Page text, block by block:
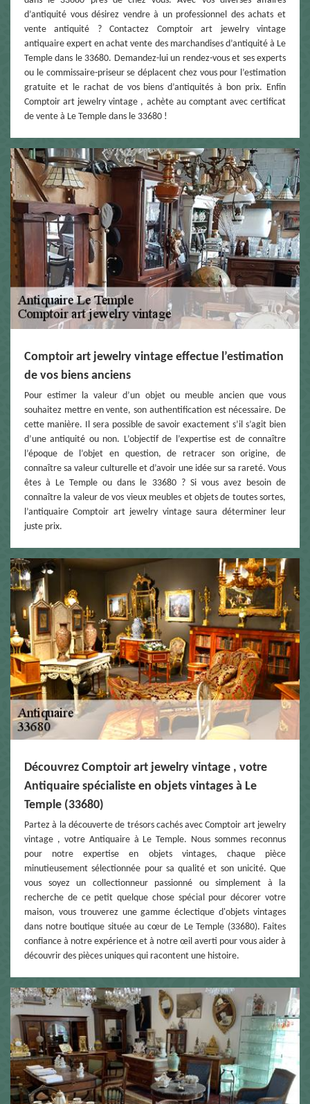
d’antiquité vous désirez vendre à un professionnel des achats et
vente antiquité ? Contactez Comptoir art jewelry vintage
antiquaire expert en achat vente des marchandises d’antiquité à Le
Temple dans le 33680. Demandez-lui un rendez-vous et ses experts
ou le commissaire-priseur se déplacent chez vous pour l’estimation
gratuite et le rachat de vos biens d’antiquités à bon prix. Enfin
Comptoir art jewelry vintage , achète au comptant avec certificat
de vente à Le Temple dans le 33680 !
Comptoir art jewelry vintage effectue l’estimation
de vos biens anciens
Pour estimer la valeur d’un objet ou meuble ancien que vous
souhaitez mettre en vente, son authentification est nécessaire. De
cette manière. Il sera possible de savoir exactement s’il s’agit bien
d’une antiquité ou non. L’objectif de l’expertise est de connaître
l’époque de l’objet en question, de retracer son origine, de
connaître sa valeur culturelle et d’avoir une idée sur sa rareté. Vous
êtes à Le Temple ou dans le 33680 ? Si vous avez besoin de
connaître la valeur de vos vieux meubles et objets de toutes sortes,
l’antiquaire Comptoir art jewelry vintage saura déterminer leur
juste prix.
Découvrez Comptoir art jewelry vintage , votre
Antiquaire spécialiste en objets vintages à Le
Temple (33680)
Partez à la découverte de trésors cachés avec Comptoir art jewelry
vintage , votre Antiquaire à Le Temple. Nous sommes reconnus
pour notre expertise en objets vintages, chaque pièce
minutieusement sélectionnée pour sa qualité et son unicité. Que
vous soyez un collectionneur passionné ou simplement à la
recherche de ce petit quelque chose spécial pour décorer votre
maison, vous trouverez une gamme éclectique d'objets vintages
dans notre boutique située au cœur de Le Temple (33680). Faites
confiance à notre expérience et à notre œil averti pour vous aider à
découvrir des pièces uniques qui racontent une histoire.